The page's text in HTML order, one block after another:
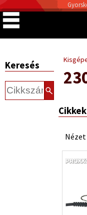
Keresés
Cikkek
Nézet